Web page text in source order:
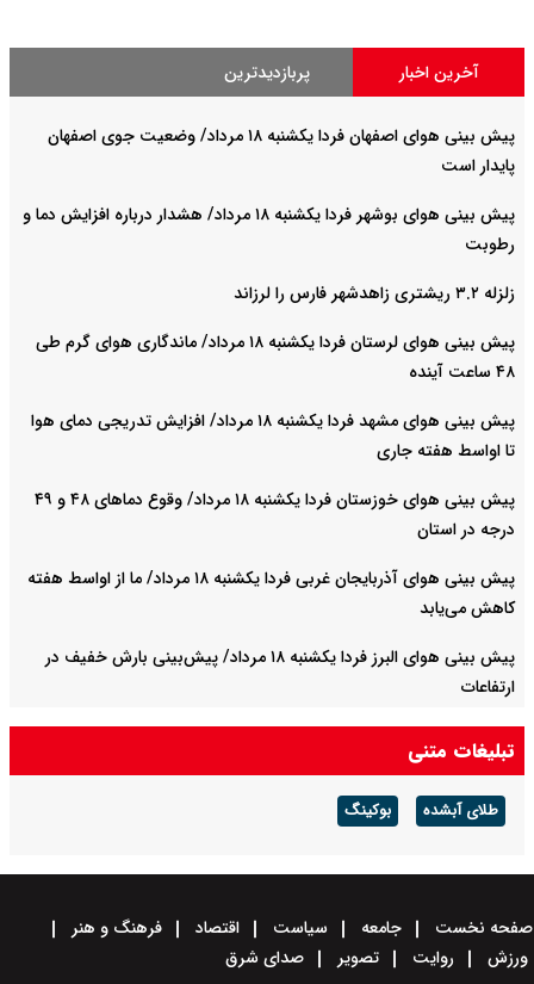
آخرین اخبار پربازدیدترین
پیش بینی هوای اصفهان فردا یکشنبه ۱۸ مرداد/ وضعیت جوی اصفهان
پایدار است
پیش بینی هوای بوشهر فردا یکشنبه ۱۸ مرداد/ هشدار درباره افزایش دما و
رطوبت
زلزله ۳.۲ ریشتری زاهدشهر فارس را لرزاند
پیش بینی هوای لرستان فردا یکشنبه ۱۸ مرداد/ ماندگاری هوای گرم طی
۴۸ ساعت آینده
پیش بینی هوای مشهد فردا یکشنبه ۱۸ مرداد/ افزایش تدریجی دمای هوا
تا اواسط هفته جاری
پیش بینی هوای خوزستان فردا یکشنبه ۱۸ مرداد/ وقوع دما‌های ۴۸ و ۴۹
درجه در استان
پیش بینی هوای آذربایجان غربی فردا یکشنبه ۱۸ مرداد/ ما از اواسط هفته
کاهش می‌یابد
پیش بینی هوای البرز فردا یکشنبه ۱۸ مرداد/ پیش‌بینی بارش خفیف در
ارتفاعات
تبلیغات متنی
طلای آبشده بوکینگ
صفحه نخست جامعه سیاست اقتصاد
فرهنگ و هنر
ورزش
روایت تصویر صدای شرق